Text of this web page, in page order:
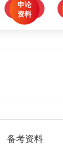
申论
资料
点击领取
备考资料